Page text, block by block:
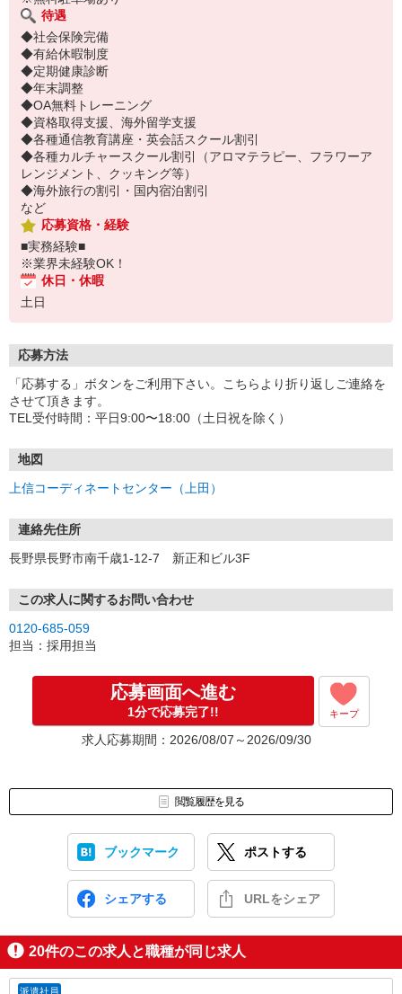
待遇
◆社会保険完備
◆有給休暇制度
◆定期健康診断
◆年末調整
◆OA無料トレーニング
◆資格取得支援、海外留学支援
◆各種通信教育講座・英会話スクール割引
◆各種カルチャースクール割引（アロマテラピー、フラワーア
レンジメント、クッキング等）
◆海外旅行の割引・国内宿泊割引
など
応募資格・経験
■実務経験■
※業界未経験OK！
休日・休暇
土日
応募方法
「応募する」ボタンをご利用下さい。こちらより折り返しご連絡を
させて頂きます。
TEL受付時間：平日9:00〜18:00（土日祝を除く）
地図
上信コーディネートセンター（上田）
連絡先住所
長野県長野市南千歳1-12-7 新正和ビル3F
この求人に関するお問い合わせ
0120-685-059
担当：採用担当
応募画面へ進む
1分で応募完了!! キープ
求人応募期間：2026/08/07～2026/09/30
閲覧履歴を見る
ブックマーク ポストする
シェアする URLをシェア
20件のこの求人と職種が同じ求人
派遣社員